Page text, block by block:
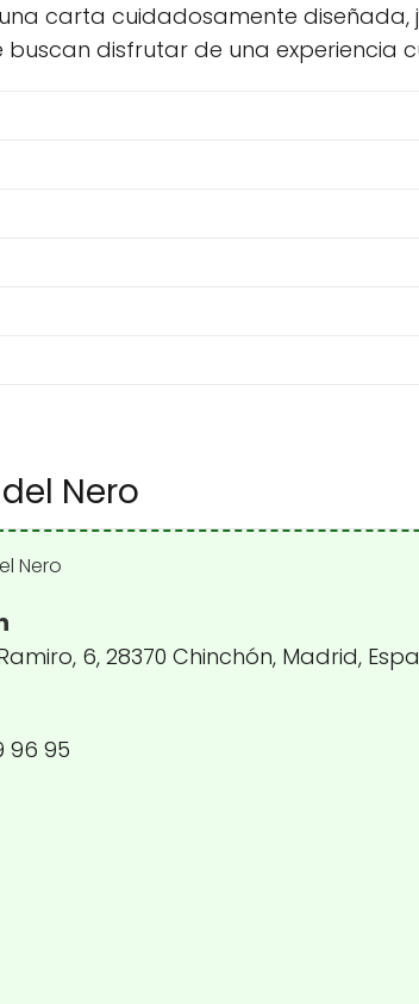
carta cuidadosamente diseñada,
buscan disfrutar de una experiencia
Nero
6, 28370 Chinchón, Madrid,
96 95